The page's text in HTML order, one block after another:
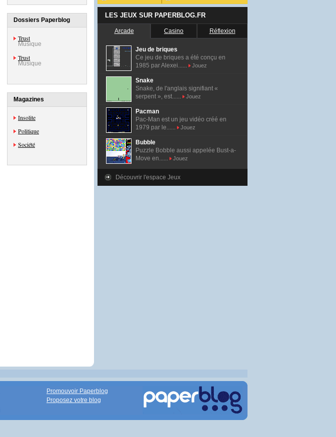
Dossiers Paperblog
Trust
Musique
Trust
Musique
Magazines
Insolite
Politique
Société
LES JEUX SUR PAPERBLOG.FR
Arcade Casino Réflexion
Jeu de briques
Ce jeu de briques a été conçu en
1985 par Alexei......
Jouez
Snake
Snake, de l'anglais signifiant «
serpent », est......
Jouez
Pacman
Pac-Man est un jeu vidéo créé en
1979 par le......
Jouez
Bubble
Puzzle Bobble aussi appelée Bust-a-
Move en......
Jouez
Découvrir l'espace Jeux
Promouvoir Paperblog
Proposez votre blog